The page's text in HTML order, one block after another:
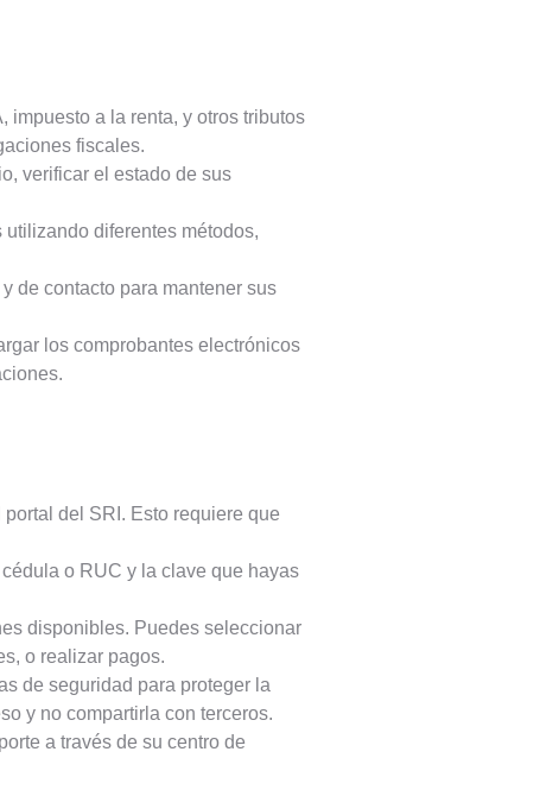
impuesto a la renta, y otros tributos
fiscales.
verificar el estado de sus
diferentes métodos,
de contacto para mantener sus
los comprobantes electrónicos
del SRI. Esto requiere que
o RUC y la clave que hayas
disponibles. Puedes seleccionar
o realizar pagos.
de seguridad para proteger la
y no compartirla con terceros.
a través de su centro de